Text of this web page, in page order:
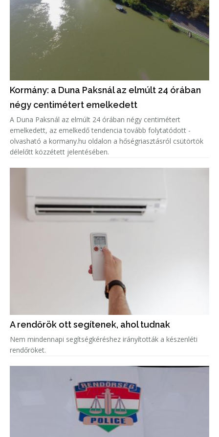
Kormány: a Duna Paksnál az elmúlt 24 órában
négy centimétert emelkedett
A Duna Paksnál az elmúlt 24 órában négy centimétert
emelkedett, az emelkedő tendencia tovább folytatódott -
olvasható a kormany.hu oldalon a hőségriasztásról csütörtök
délelőtt közzétett jelentésében.
A rendőrök ott segítenek, ahol tudnak
Nem mindennapi segítségkéréshez irányították a készenléti
rendőröket.